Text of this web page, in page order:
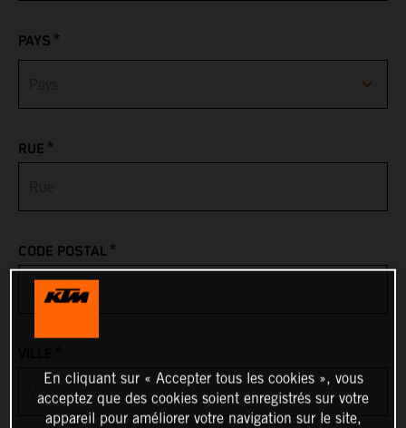
PAYS *
American Samoa
Anguilla
RUE *
CODE POSTAL*
En cliquant sur « Accepter tous les cookies », vous
acceptez que des cookies soient enregistrés sur votre
appareil pour améliorer votre navigation sur le site,